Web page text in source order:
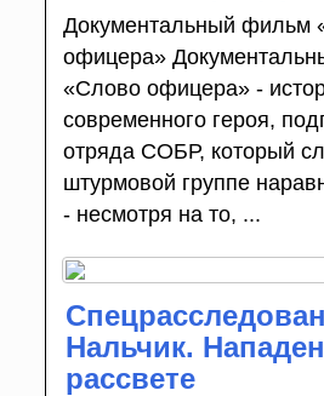
Документальный фильм
офицера»
«Слово офицера» -
современного героя,
отряда СОБР, который
штурмовой группе
- несмотря на то, ...
Нальчик.
рассвете